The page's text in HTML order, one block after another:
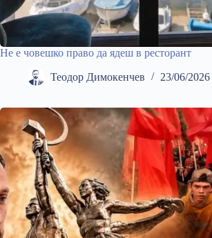
Не е човешко право да ядеш в ресторант
Теодор Димокенчев 23/06/2026